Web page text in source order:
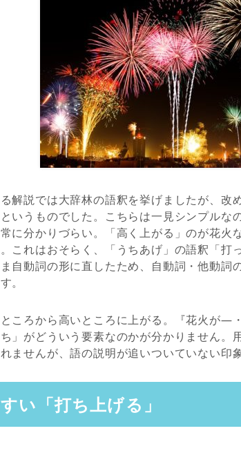
解説では大辞林の語釈を挙げましたが、改
いうものでした。こちらは一見シンプルな
に分かりづらい。「高く上がる」のが花火
これはおそらく、「うちあげ」の語釈「打
自動詞の形に直したため、自動詞・他動詞
。
ころから高いところに上がる。『花火が―
」がどういう要素なのかが分かりません。
ませんが、語の説明が追いついていない印
い「打ち上げる」